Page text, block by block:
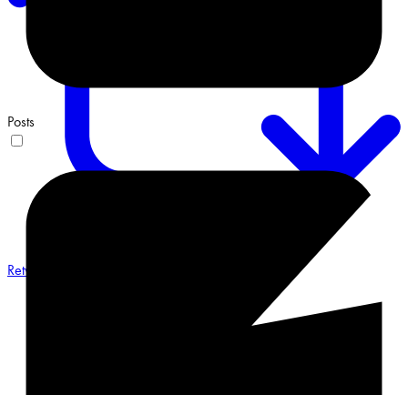
Retweet on Twitter 2068548487491551658
Posts